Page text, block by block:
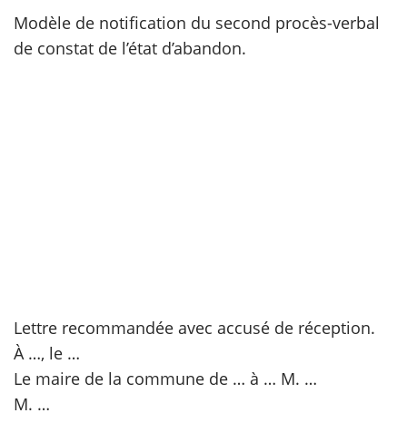
publique
Modèle de notification du second procès-verbal
de constat de l’état d’abandon.
Lettre recommandée avec accusé de réception.
À …, le …
Le maire de la commune de … à … M. …
M. …